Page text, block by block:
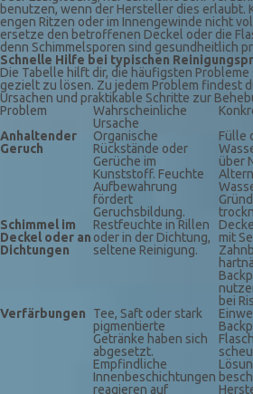
benutzen, wenn der Hersteller dies erlaubt.
engen Ritzen oder im Innengewinde nicht
ersetze den betroffenen Deckel oder die
denn Schimmelsporen sind gesundheitlich
Schnelle Hilfe bei typischen
Die Tabelle hilft dir, die häufigsten
gezielt zu lösen. Zu jedem Problem findest
Ursachen und praktikable Schritte zur
Problem
Wahrscheinliche
Ursache
Anhaltender
Geruch
Organische
Rückstände oder
Gerüche im
Kunststoff. Feuchte
Aufbewahrung
fördert
Geruchsbildung.
Fülle
über
Schimmel im
Deckel oder an
Dichtungen
Restfeuchte in Rillen
oder in der Dichtung,
seltene Reinigung.
mit
bei
Verfärbungen
Tee, Saft oder stark
pigmentierte
Getränke haben sich
abgesetzt.
Empfindliche
Innenbeschichtungen
reagieren auf